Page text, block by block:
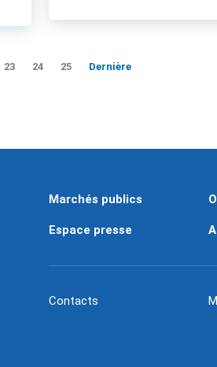
23 24 25 Dernière
Marchés publics
Espace presse
Contacts